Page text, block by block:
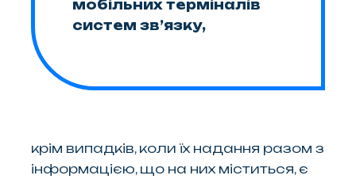
мобільних терміналів
систем зв’язку,
крім випадків, коли їх надання разом з
інформацією, що на них міститься, є